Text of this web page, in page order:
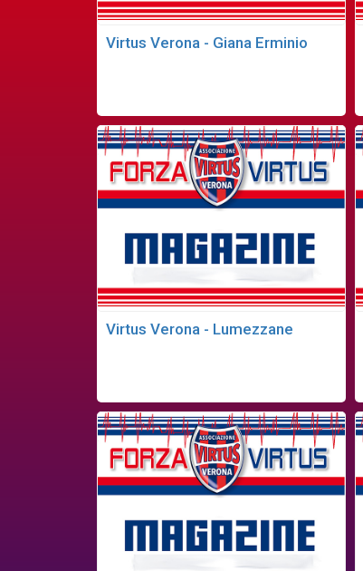
Virtus Verona - Giana Erminio
Virtus Verona - Lumezzane